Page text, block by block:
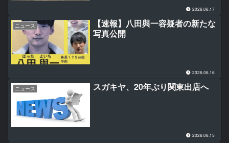
2026.06.17
ニュース
【速報】八田與一容疑者の新たな
写真公開
2026.06.16
ニュース スガキヤ、20年ぶり関東出店へ
2026.06.15